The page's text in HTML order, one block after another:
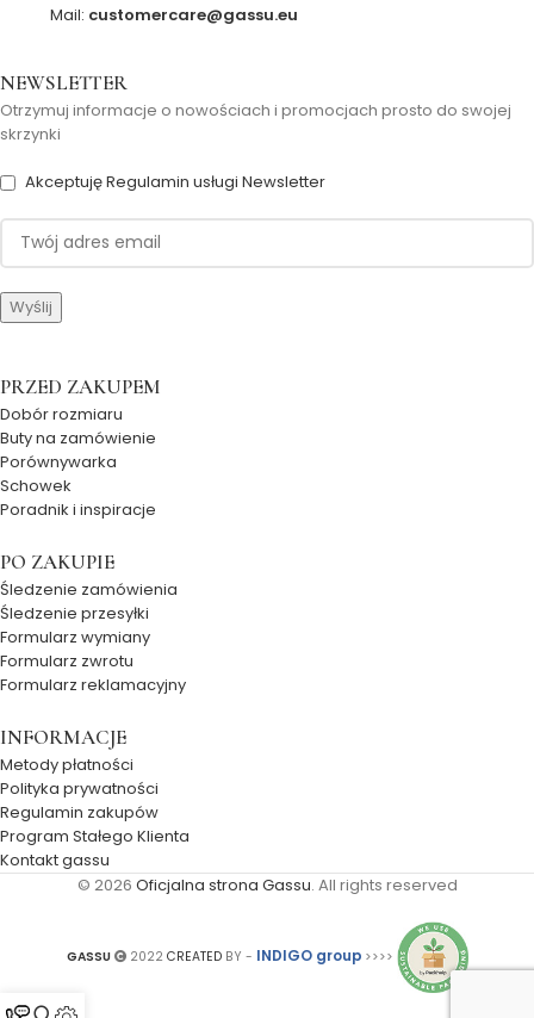
Mail: customercare@gassu.eu
NEWSLETTER
Otrzymuj informacje o nowościach i promocjach prosto do swojej
skrzynki
Akceptuję Regulamin usługi Newsletter
PRZED ZAKUPEM
Dobór rozmiaru
Buty na zamówienie
Porównywarka
Schowek
Poradnik i inspiracje
PO ZAKUPIE
Śledzenie zamówienia
Śledzenie przesyłki
Formularz wymiany
Formularz zwrotu
Formularz reklamacyjny
INFORMACJE
Metody płatności
Polityka prywatności
Regulamin zakupów
Program Stałego Klienta
Kontakt gassu
© 2026 Oficjalna strona Gassu. All rights reserved
GASSU 2022 CREATED BY - INDIGO group >>>>